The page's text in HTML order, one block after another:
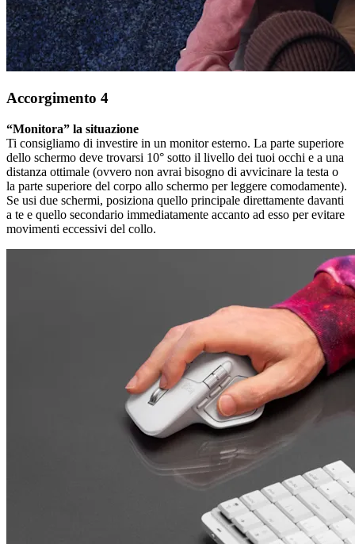
Accorgimento 4
“Monitora” la situazione
Ti consigliamo di investire in un monitor esterno. La parte superiore
dello schermo deve trovarsi 10° sotto il livello dei tuoi occhi e a una
distanza ottimale (ovvero non avrai bisogno di avvicinare la testa o
la parte superiore del corpo allo schermo per leggere comodamente).
Se usi due schermi, posiziona quello principale direttamente davanti
a te e quello secondario immediatamente accanto ad esso per evitare
movimenti eccessivi del collo.